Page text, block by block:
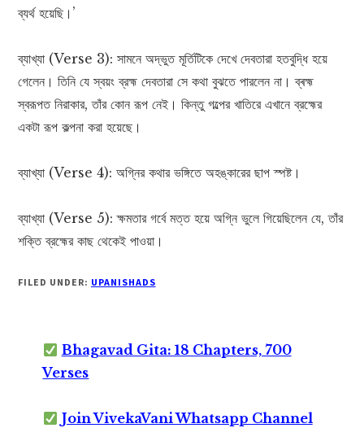
ব্যর্থ হয়েছি।’
ব্যাখ্যা (Verse 3): সামনে অদ্ভুত মূর্তিটিকে দেখে দেবতারা হতবুদ্ধি হয়ে
গেলেন। তিনি যে স্বয়ং ব্রহ্ম দেবতারা সে কথা বুঝতে পারলেন না। ব্ৰহ্ম
স্বরূপত নিরাকার, তাঁর কোন রূপ নেই। কিন্তু গল্পের খাতিরে এখানে ব্রহ্মের
একটা রূপ কল্পনা করা হয়েছে।
ব্যাখ্যা (Verse 4): অগ্নির কথার ভঙ্গিতে অহঙ্কারের ছাপ স্পষ্ট।
ব্যাখ্যা (Verse 5): ক্ষমতার গর্বে মত্ত হয়ে অগ্নি ভুলে গিয়েছিলেন যে, তাঁর
শক্তি ব্রহ্মের কাছ থেকেই পাওয়া।
FILED UNDER: UPANISHADS
Bhagavad Gita: 18 Chapters, 700
Verses
Join VivekaVani Whatsapp Channel